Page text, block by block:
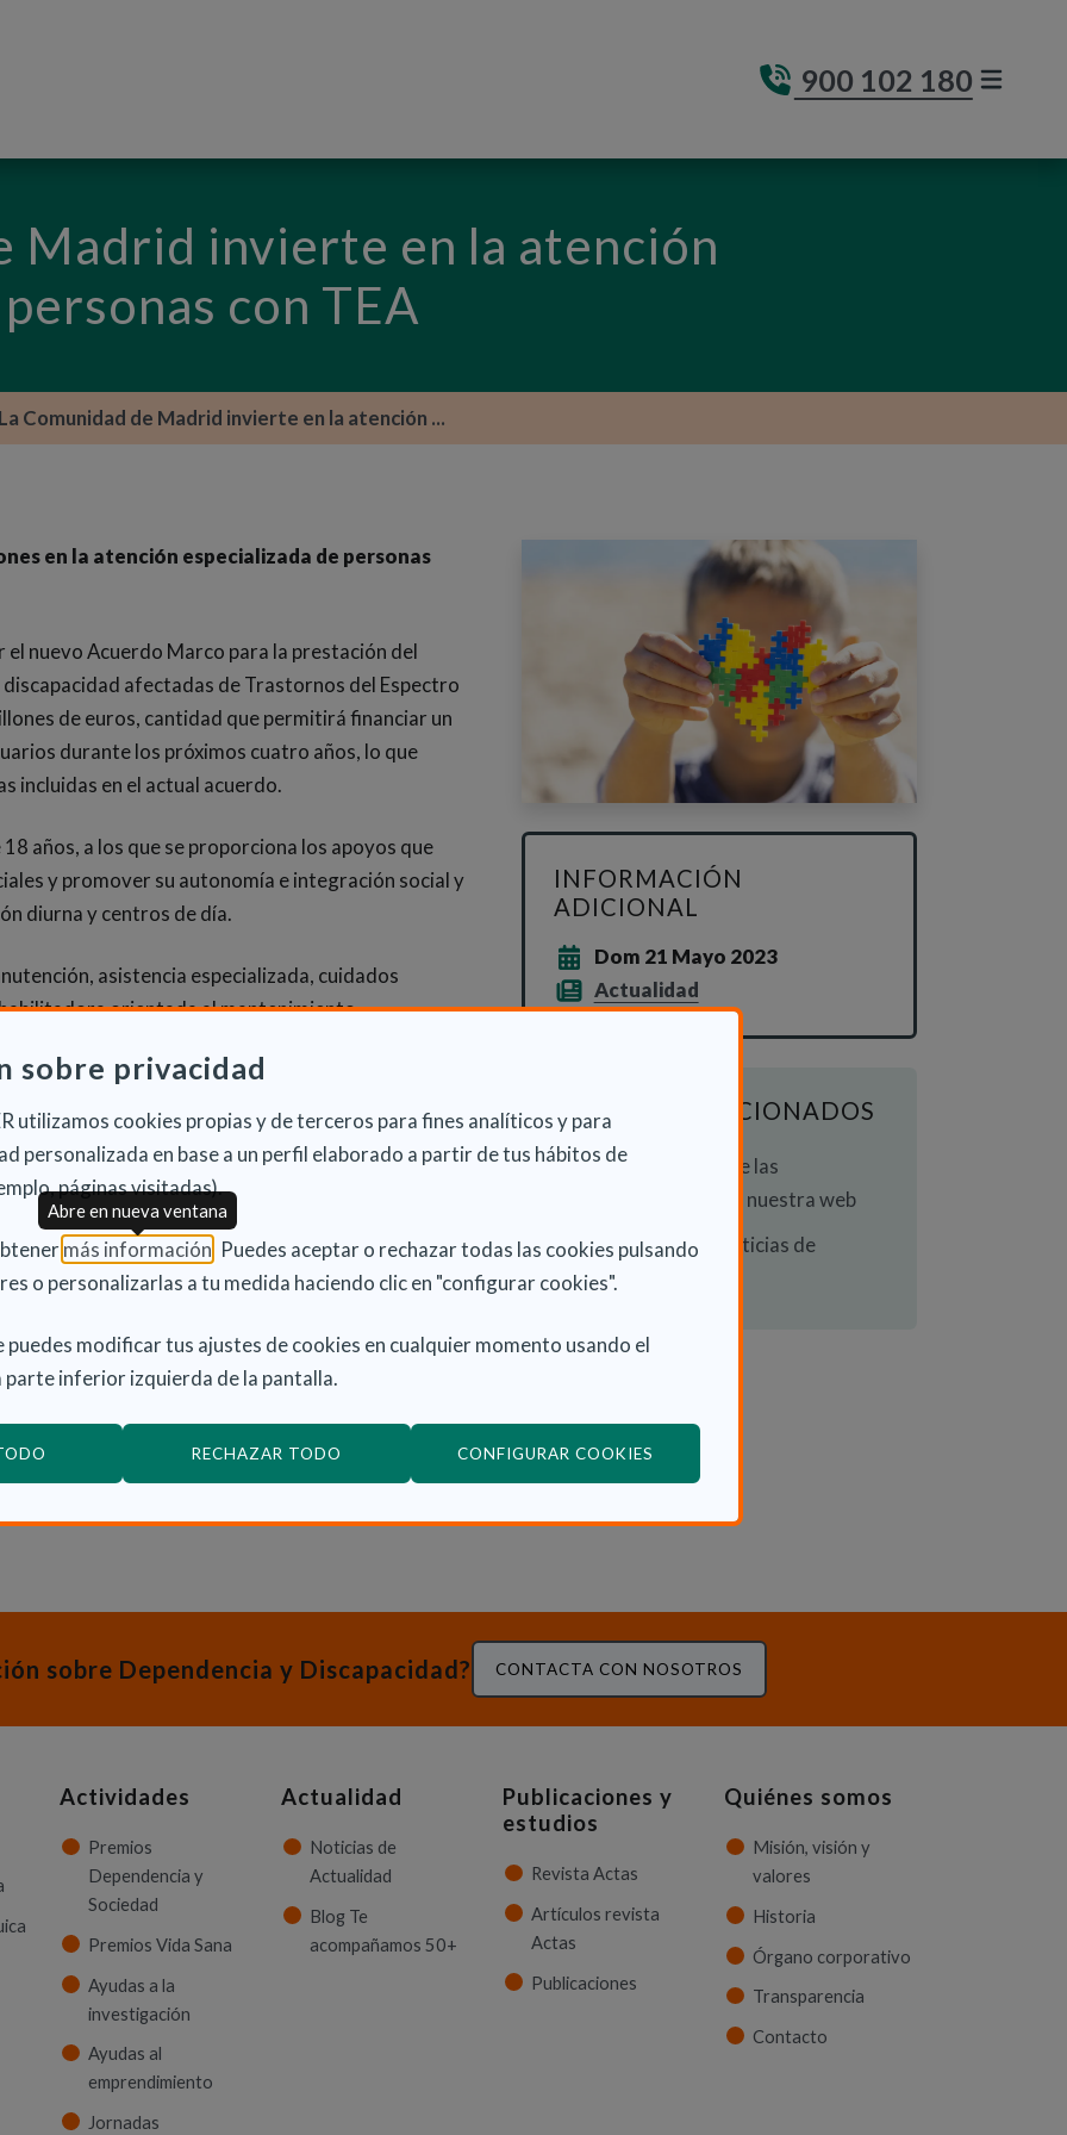
sobre privacidad
utilizamos cookies propias y de terceros para fines analíticos y para
personalizada en base a un perfil elaborado a partir de tus hábitos de
páginas visitadas).
más información (Abre en nueva ventana)
. Puedes aceptar o rechazar todas las cookies pulsando
o personalizarlas a tu medida haciendo clic en "configurar cookies".
puedes modificar tus ajustes de cookies en cualquier momento usando el
parte inferior izquierda de la pantalla.
RECHAZAR TODO CONFIGURAR COOKIES
Abre en nueva ventana
900 102 180
Madrid invierte en la atención
con TEA
La Comunidad de Madrid invierte en la atención ...
en la atención especializada de personas
nuevo Acuerdo Marco para la prestación del
afectadas de Trastornos del Espectro
de euros, cantidad que permitirá financiar un
durante los próximos cuatro años, lo que
incluidas en el actual acuerdo.
años, a los que se proporciona los apoyos que
y promover su autonomía e integración social y
diurna y centros de día.
asistencia especializada, cuidados
orientada al mantenimiento,
estos recursos se financiarán un máximo de 200
de 141,49 euros, un 10 % superior al fijado en
mismas características de atención que las
como recursos de proximidad que permiten el
y comunitario. Suman un máximo de 250 plazas
al pasar de los actuales 75,10 euros a 84,66
Marco primarán los criterios de calidad sobre
los programas de terapias innovadoras
características de cada usuario, la instalación de
cuidados personales para sus allegados.
INFORMACIÓN
ADICIONAL
Dom 21 Mayo 2023
Actualidad
ENLACES RELACIONADOS
Consulta la Guía de las
Discapacidades en nuestra web
Consulta otras Noticias de
Actualidad
sobre Dependencia y Discapacidad? CONTACTA CON NOSOTROS
Actividades
Premios
Dependencia y
Sociedad
Premios Vida Sana
Ayudas a la
investigación
Ayudas al
emprendimiento
Jornadas
Actualidad
Noticias de
Actualidad
Blog Te
acompañamos 50+
Publicaciones y
estudios
Revista Actas
Artículos revista
Actas
Publicaciones
Quiénes somos
Misión, visión y
valores
Historia
Órgano corporativo
Transparencia
Contacto